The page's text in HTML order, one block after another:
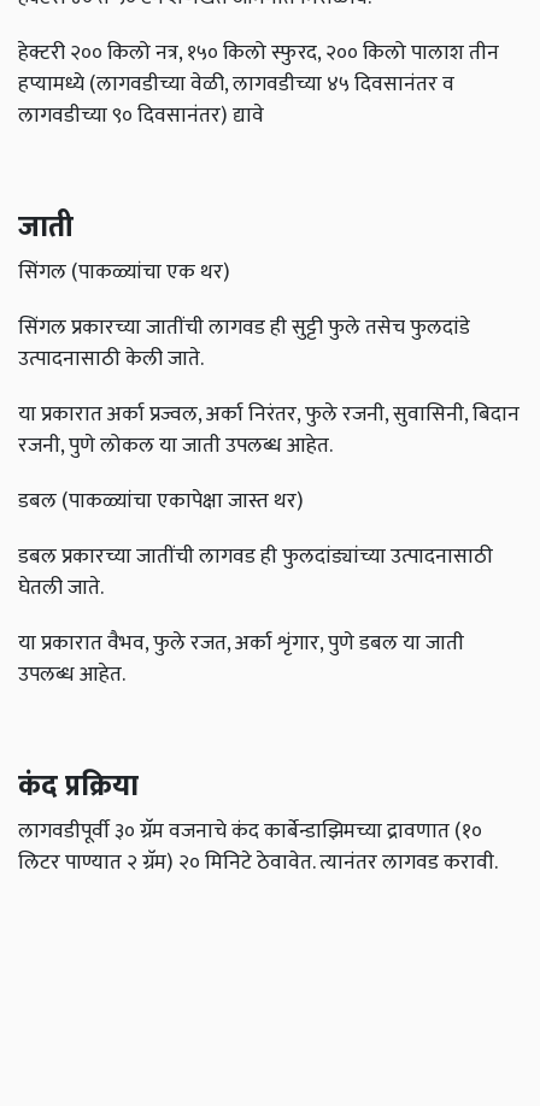
हेक्टरी २०० किलो नत्र, १५० किलो स्फुरद, २०० किलो पालाश तीन
हप्यामध्ये (लागवडीच्या वेळी, लागवडीच्या ४५ दिवसानंतर व
लागवडीच्या ९० दिवसानंतर) द्यावे
जाती
सिंगल (पाकळ्यांचा एक थर)
सिंगल प्रकारच्या जातींची लागवड ही सुट्टी फुले तसेच फुलदांडे
उत्पादनासाठी केली जाते.
या प्रकारात अर्का प्रज्वल, अर्का निरंतर, फुले रजनी, सुवासिनी, बिदान
रजनी, पुणे लोकल या जाती उपलब्ध आहेत.
डबल (पाकळ्यांचा एकापेक्षा जास्त थर)
डबल प्रकारच्या जातींची लागवड ही फुलदांड्यांच्या उत्पादनासाठी
घेतली जाते.
या प्रकारात वैभव, फुले रजत, अर्का शृंगार, पुणे डबल या जाती
उपलब्ध आहेत.
कंद प्रक्रिया
लागवडीपूर्वी ३० ग्रॅम वजनाचे कंद कार्बेन्डाझिमच्या द्रावणात (१०
लिटर पाण्यात २ ग्रॅम) २० मिनिटे ठेवावेत. त्यानंतर लागवड करावी.